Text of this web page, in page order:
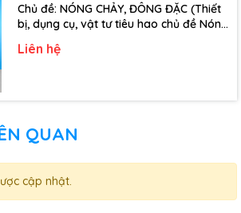
Chủ đề: NÓNG CHẢY, ĐÔNG ĐẶC (Thiết
bị, dụng cụ, vật tư tiêu hao chủ đề Nóng
Liên hệ
QUAN
cập nhật.